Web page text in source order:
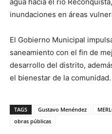
inundaciones en áreas
El Gobierno Municipal
saneamiento con el fin de
desarrollo del distrito,
el bienestar de la comunidad.
TAGS Gustavo Menéndez
obras públicas